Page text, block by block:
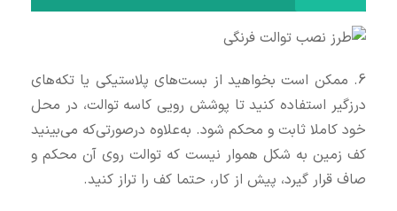
6. ممکن است بخواهید از بست‌های پلاستیکی یا تکه‌های
درزگیر استفاده کنید تا پوشش رویی کاسه توالت، در محل
خود کاملا ثابت و محکم شود. به‌علاوه درصورتی‌که می‌بینید
کف زمین به شکل هموار نیست که توالت روی آن محکم و
صاف قرار گیرد، پیش از کار، حتما کف را تراز کنید.